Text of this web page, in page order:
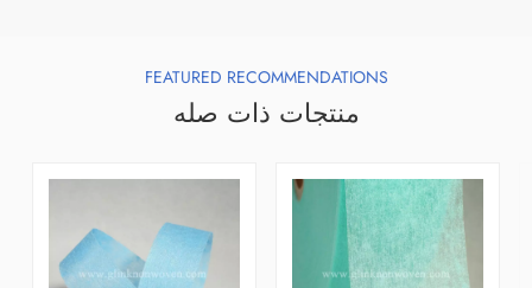
FEATURED RECOMMENDATIONS
منتجات ذات صله